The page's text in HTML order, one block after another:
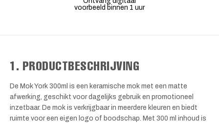
voorbeeld binnen 1 uur
1. PRODUCTBESCHRIJVING
De Mok York 300ml is een keramische mok met een matte
afwerking, geschikt voor dagelijks gebruik en promotioneel
inzetbaar. De mok is verkrijgbaar in meerdere kleuren en biedt
ruimte voor een eigen logo of boodschap. Met 300 ml inhoud is